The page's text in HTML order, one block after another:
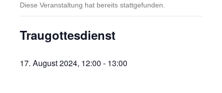
Diese Veranstaltung hat bereits stattgefunden.
Traugottesdienst
17. August 2024, 12:00 - 13:00